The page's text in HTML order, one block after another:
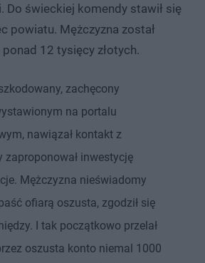
Do świeckiej komendy stawił się
powiatu. Mężczyzna został
12 tysięcy złotych.
zachęcony
na portalu
nawiązał kontakt z
zaproponował inwestycję
Mężczyzna nieświadomy
ofiarą oszusta, zgodził się
I tak początkowo przelał
oszusta konto niemal 1000